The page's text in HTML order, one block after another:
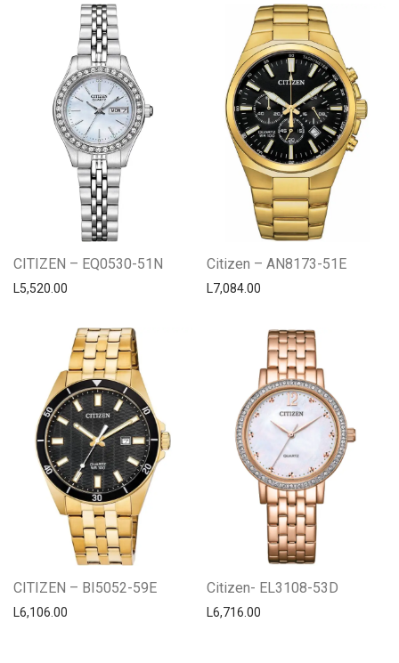
CITIZEN – EQ0530-51N
L5,520.00
Citizen – AN8173-51E
L7,084.00
CITIZEN – BI5052-59E
L6,106.00
Citizen- EL3108-53D
L6,716.00